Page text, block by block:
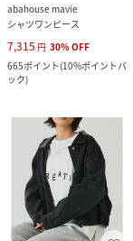
abahouse mavie
シャツワンピース
7,315 円 30%OFF
665ポイント(10%ポイントバ
ック)